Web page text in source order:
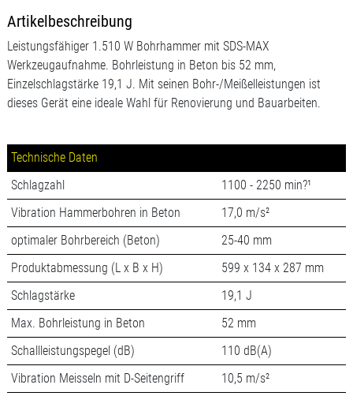
Artikelbeschreibung
Leistungsfähiger 1.510 W Bohrhammer mit SDS-MAX
Werkzeugaufnahme. Bohrleistung in Beton bis 52 mm,
Einzelschlagstärke 19,1 J. Mit seinen Bohr-/Meißelleistungen ist
dieses Gerät eine ideale Wahl für Renovierung und Bauarbeiten.
Technische Daten
Schlagzahl
1100 - 2250 min?¹
Vibration Hammerbohren in Beton
17,0 m/s²
optimaler Bohrbereich (Beton)
25-40 mm
Produktabmessung (L x B x H)
599 x 134 x 287 mm
Schlagstärke
19,1 J
Max. Bohrleistung in Beton
52 mm
Schallleistungspegel (dB)
110 dB(A)
Vibration Meisseln mit D-Seitengriff
10,5 m/s²